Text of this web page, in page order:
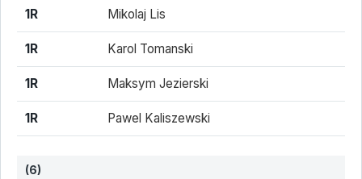
1R Mikolaj Lis
1R Karol Tomanski
1R Maksym Jezierski
1R Pawel Kaliszewski
(6)